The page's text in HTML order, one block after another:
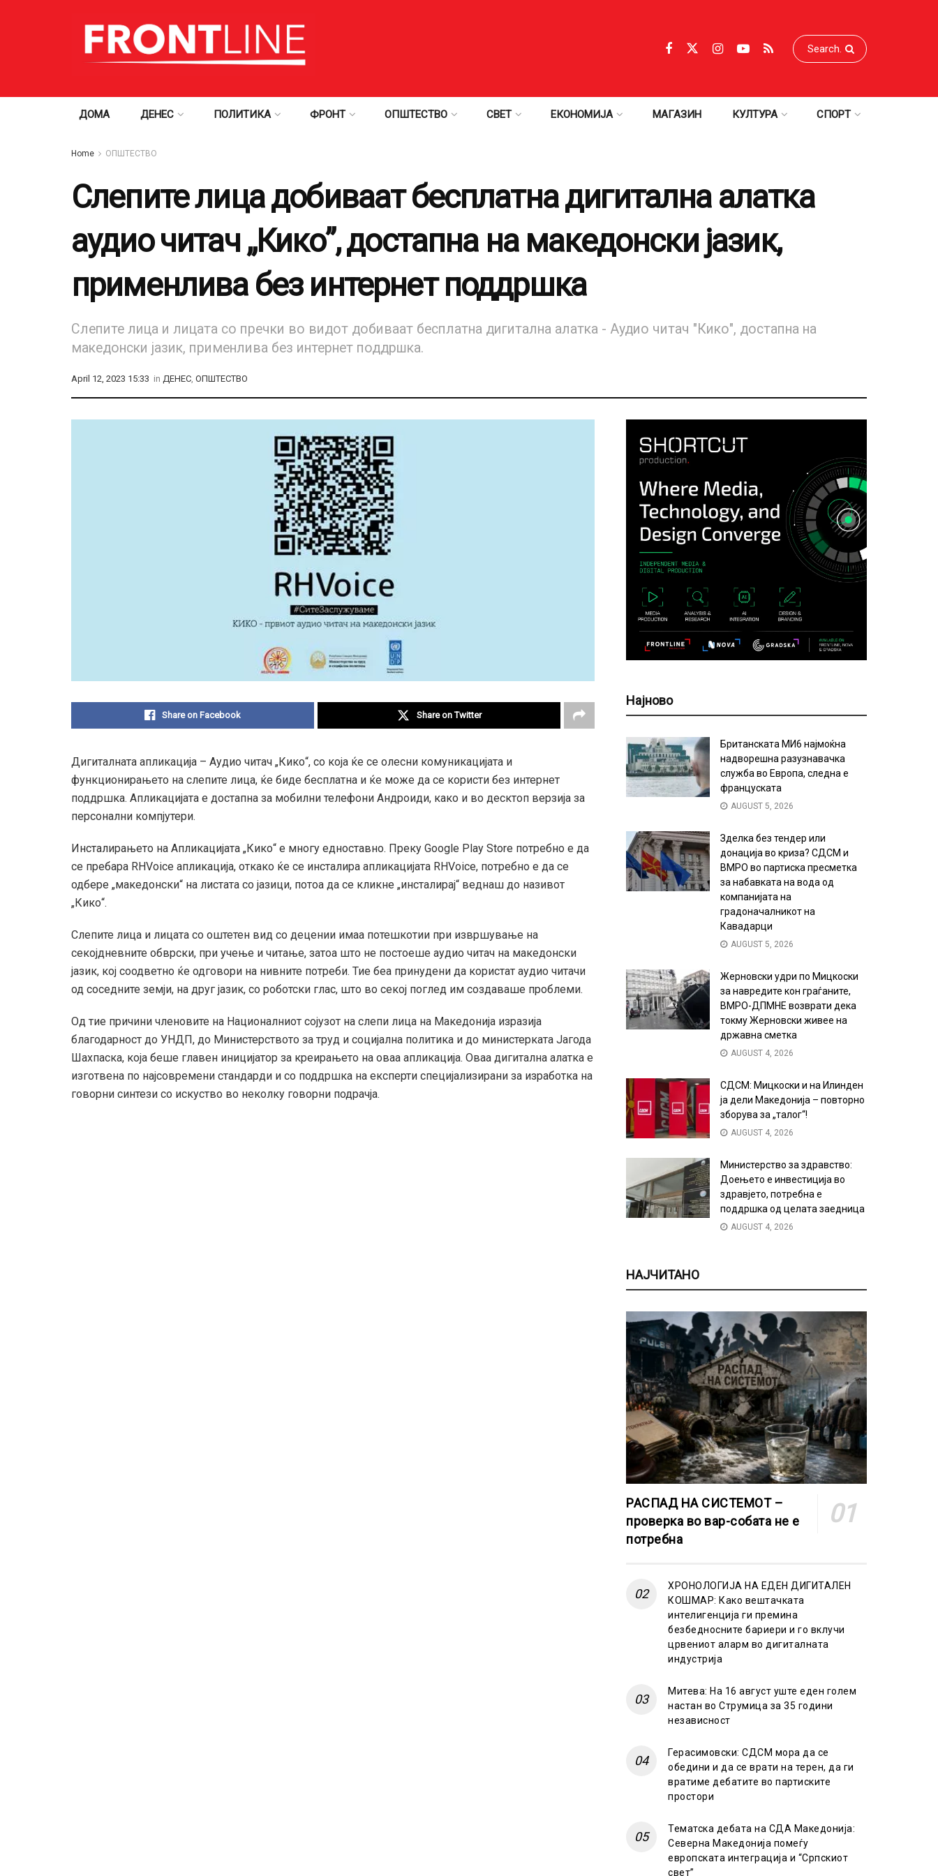
ДОМА ДЕНЕС ПОЛИТИКА ФРОНТ ОПШТЕСТВО СВЕТ ЕКОНОМИЈА МАГАЗИН КУЛТУРА СПОРТ
Home ОПШТЕСТВО
Слепите лица добиваат бесплатна дигитална алатка
аудио читач „Кико”, достапна на македонски јазик,
применлива без интернет поддршка
Слепите лица и лицата со пречки во видот добиваат бесплатна дигитална алатка - Аудио читач "Кико", достапна на
македонски јазик, применлива без интернет поддршка.
April 12, 2023 15:33 in ДЕНЕС, ОПШТЕСТВО
Share on Facebook Share on Twitter
Дигиталната апликација – Аудио читач „Кико“, со која ќе се олесни комуникацијата и
функционирањето на слепите лица, ќе биде бесплатна и ќе може да се користи без интернет
поддршка. ​Апликацијата е достапна за мобилни телефони Андроиди, како и во десктоп верзија за
персонални компјутери.
Инсталирањето на Апликацијата „Кико“ е многу едноставно. Преку Google Play Store потребно е да
се пребара RHVoice апликација, откако ќе се инсталира апликацијата RHVoice, потребно е да се
одбере „македонски“ на листата со јазици, потоа да се кликне „инсталирај“ веднаш до називот
„Кико“.
Слепите лица и лицата со оштетен вид со децении имаа потешкотии при извршување на
секојдневните обврски, при учење и читање, затоа што не постоеше аудио читач на македонски
јазик, кој соодветно ќе одговори на нивните потреби. Тие беа принудени да користат аудио читачи
од соседните земји, на друг јазик, со роботски глас, што во секој поглед им создаваше проблеми.
Од тие причини членовите на Националниот сојузот на слепи лица на Македонија изразија
благодарност до УНДП, до Министерството за труд и социјална политика и до министерката Јагода
Шахпаска, која беше главен иницијатор за креирањето на оваа апликација. Оваа дигитална алатка е
изготвена по најсовремени стандарди и со поддршка на експерти специјализирани за изработка на
говорни синтези со искуство во неколку говорни подрачја.
Најново
Британската МИ6 најмоќна
надворешна разузнавачка
служба во Европа, следна е
француската
AUGUST 5, 2026
Зделка без тендер или
донација во криза? СДСМ и
ВМРО во партиска пресметка
за набавката на вода од
компанијата на
градоначалникот на
Кавадарци
AUGUST 5, 2026
Жерновски удри по Мицкоски
за навредите кон граѓаните,
ВМРО-ДПМНЕ возврати дека
токму Жерновски живее на
државна сметка
AUGUST 4, 2026
СДСМ: Мицкоски и на Илинден
ја дели Македонија – повторно
зборува за „талог“!
AUGUST 4, 2026
Министерство за здравство:
Доењето е инвестиција во
здравјето, потребна е
поддршка од целата заедница
AUGUST 4, 2026
НАЈЧИТАНО
РАСПАД НА СИСТЕМОТ –
проверка во вар-собата не е
потребна
ХРОНОЛОГИЈА НА ЕДЕН ДИГИТАЛЕН
КОШМАР: Како вештачката
интелигенција ги премина
безбедносните бариери и го вклучи
црвениот аларм во дигиталната
индустрија
Митева: На 16 август уште еден голем
настан во Струмица за 35 години
независност
Герасимовски: СДСМ мора да се
обедини и да се врати на терен, да ги
вратиме дебатите во партиските
простори
Тематска дебата на СДА Македонија:
Северна Македонија помеѓу
европската интеграција и “Српскиот
свет”